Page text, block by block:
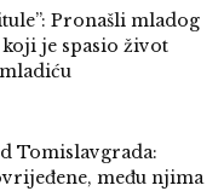
Pronašli mladog
je spasio život
Tomislavgrada:
među njima